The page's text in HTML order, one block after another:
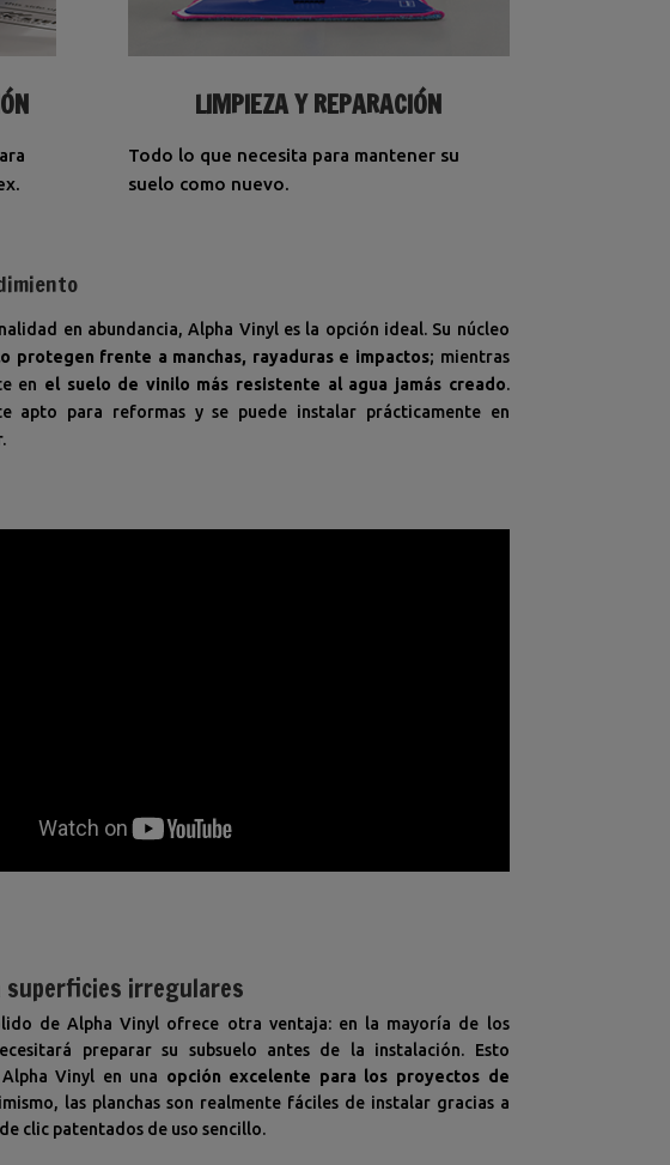
LIMPIEZA Y REPARACIÓN
Todo lo que necesita para mantener su
suelo como nuevo.
en abundancia, Alpha Vinyl es la opción ideal. Su núcleo
protegen frente a manchas, rayaduras e impactos; mientras
en el suelo de vinilo más resistente al agua jamás creado.
apto para reformas y se puede instalar prácticamente en
superficies irregulares
de Alpha Vinyl ofrece otra ventaja: en la mayoría de los
preparar su subsuelo antes de la instalación. Esto
Vinyl en una opción excelente para los proyectos de
las planchas son realmente fáciles de instalar gracias a
clic patentados de uso sencillo.